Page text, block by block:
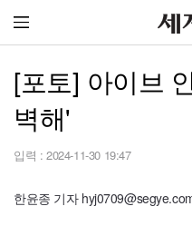
[포토] 아이브
벽해'
입력 : 2024-11-30 19:47
한윤종 기자